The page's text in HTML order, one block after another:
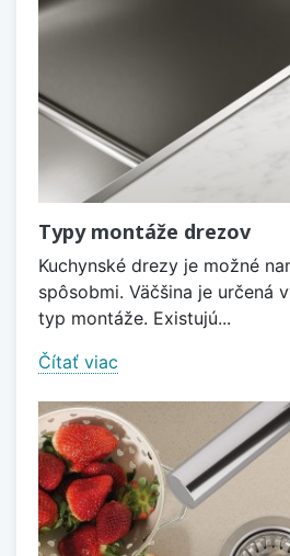
Typy montáže drezov
Kuchynské drezy je možné
spôsobmi. Väčšina je určená
typ montáže. Existujú...
Čítať viac